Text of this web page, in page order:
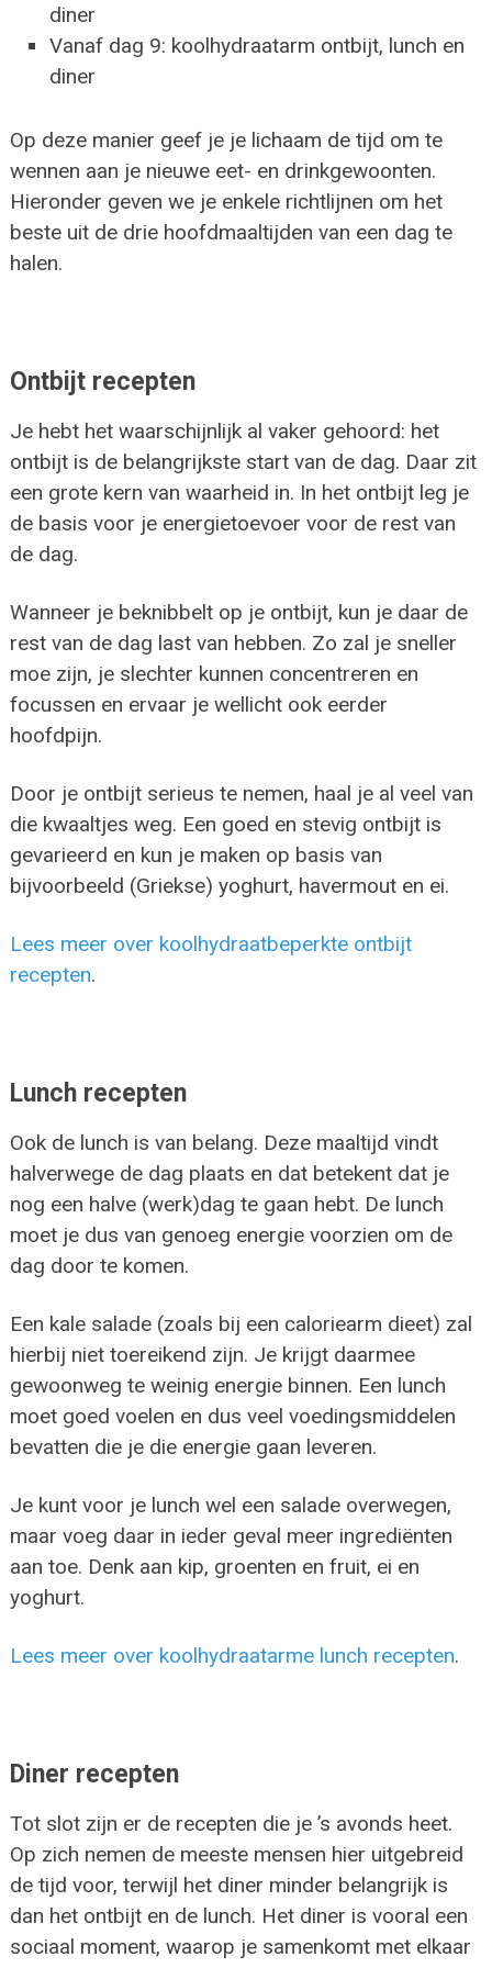
diner
Vanaf dag 9: koolhydraatarm ontbijt, lunch en
diner
Op deze manier geef je je lichaam de tijd om te
wennen aan je nieuwe eet- en drinkgewoonten.
Hieronder geven we je enkele richtlijnen om het
beste uit de drie hoofdmaaltijden van een dag te
halen.
Ontbijt recepten
Je hebt het waarschijnlijk al vaker gehoord: het
ontbijt is de belangrijkste start van de dag. Daar zit
een grote kern van waarheid in. In het ontbijt leg je
de basis voor je energietoevoer voor de rest van
de dag.
Wanneer je beknibbelt op je ontbijt, kun je daar de
rest van de dag last van hebben. Zo zal je sneller
moe zijn, je slechter kunnen concentreren en
focussen en ervaar je wellicht ook eerder
hoofdpijn.
Door je ontbijt serieus te nemen, haal je al veel van
die kwaaltjes weg. Een goed en stevig ontbijt is
gevarieerd en kun je maken op basis van
bijvoorbeeld (Griekse) yoghurt, havermout en ei.
Lees meer over koolhydraatbeperkte ontbijt
recepten.
Lunch recepten
Ook de lunch is van belang. Deze maaltijd vindt
halverwege de dag plaats en dat betekent dat je
nog een halve (werk)dag te gaan hebt. De lunch
moet je dus van genoeg energie voorzien om de
dag door te komen.
Een kale salade (zoals bij een caloriearm dieet) zal
hierbij niet toereikend zijn. Je krijgt daarmee
gewoonweg te weinig energie binnen. Een lunch
moet goed voelen en dus veel voedingsmiddelen
bevatten die je die energie gaan leveren.
Je kunt voor je lunch wel een salade overwegen,
maar voeg daar in ieder geval meer ingrediënten
aan toe. Denk aan kip, groenten en fruit, ei en
yoghurt.
Lees meer over koolhydraatarme lunch recepten.
Diner recepten
Tot slot zijn er de recepten die je ’s avonds heet.
Op zich nemen de meeste mensen hier uitgebreid
de tijd voor, terwijl het diner minder belangrijk is
dan het ontbijt en de lunch. Het diner is vooral een
sociaal moment, waarop je samenkomt met elkaar